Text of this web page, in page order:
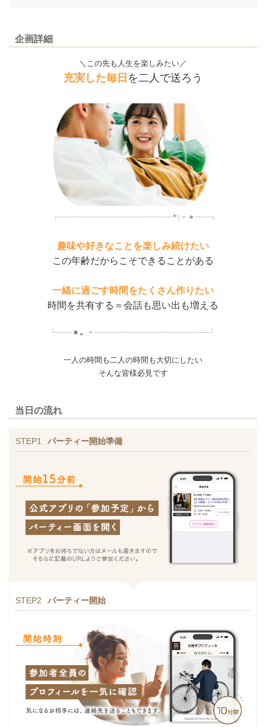
企画詳細
＼この先も人生を楽しみたい／
充実した毎日 を二人で送ろう
趣味や好きなことを楽しみ続けたい
この年齢だからこそできることがある
一緒に過ごす時間をたくさん作りたい
時間を共有する＝会話も思い出も増える
一人の時間も二人の時間も大切にしたい
そんな皆様必見です
当日の流れ
STEP1 パーティー開始準備
STEP2 パーティー開始